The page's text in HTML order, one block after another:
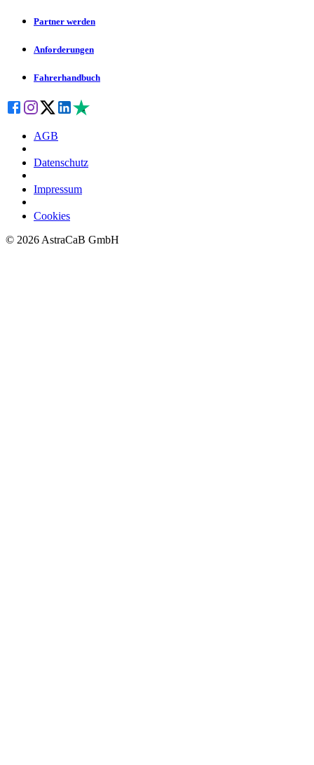
Partner werden
Anforderungen
Fahrerhandbuch
AGB
Datenschutz
Impressum
Cookies
© 2026AstraCaB GmbH